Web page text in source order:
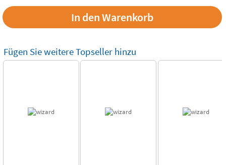
Fügen Sie weitere Topseller hinzu